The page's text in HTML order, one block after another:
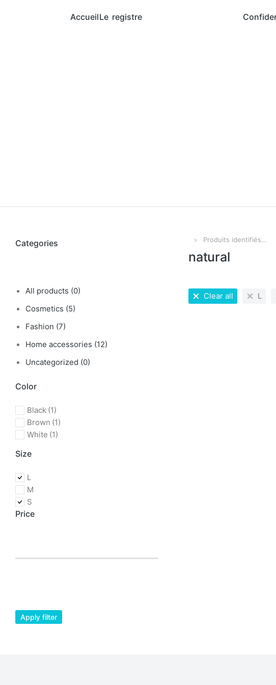
AccueilLe registre
Categories
All products (0)
Cosmetics (5)
Fashion (7)
Home accessories (12)
Uncategorized (0)
Color
Black (1)
Brown (1)
White (1)
Size
L
M
S
Price
Apply filter
Vous êtes ici :
Produits identifiés…
natural
Clear all L